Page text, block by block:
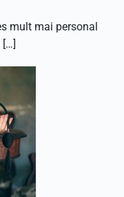
mult mai personal
[…]